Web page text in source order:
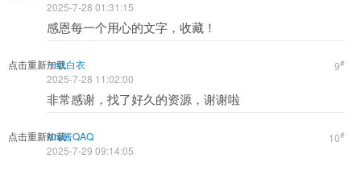
2025-7-28 01:31:15
感恩每一个用心的文字，收藏！
点击重新加载 9#
一纸白衣
2025-7-28 11:02:00
非常感谢，找了好久的资源，谢谢啦
点击重新加载 10#
kira酱QAQ
2025-7-29 09:14:05